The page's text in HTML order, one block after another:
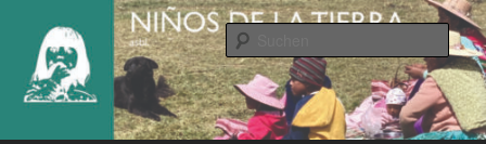
primären
Inhalt
springen